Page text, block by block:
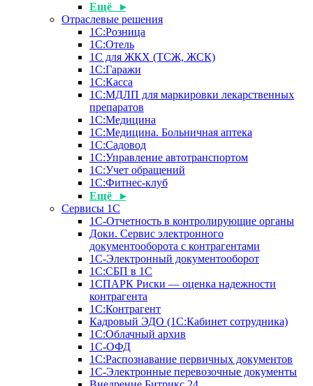
Ещё ▸
Отраслевые решения
1С:Розница
1С:Отель
1С для ЖКХ (ТСЖ, ЖСК)
1С:Гаражи
1С:Касса
1С:МДЛП для маркировки лекарственных
препаратов
1С:Медицина
1С:Медицина. Больничная аптека
1С:Садовод
1С:Управление автотранспортом
1С:Учет обращений
1С:Фитнес-клуб
Ещё ▸
Сервисы 1С
1С-Отчетность в контролирующие органы
Доки. Сервис электронного
документооборота с контрагентами
1С-Электронный документооборот
1С:СБП в 1С
1СПАРК Риски — оценка надежности
контрагента
1С:Контрагент
Кадровый ЭДО (1С:Кабинет сотрудника)
1С:Облачный архив
1С-ОФД
1С:Распознавание первичных документов
1С-Электронные перевозочные документы